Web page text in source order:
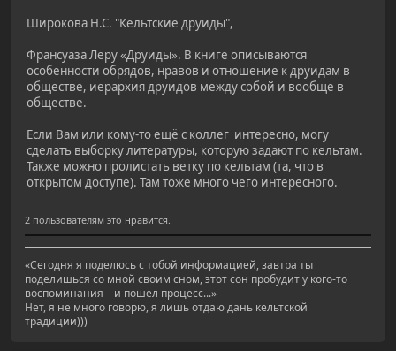
Широкова Н.С. "Кельтские друиды",
Франсуаза Леру «Друиды». В книге описываются
особенности обрядов, нравов и отношение к друидам в
обществе, иерархия друидов между собой и вообще в
обществе.
Если Вам или кому-то ещё с коллег интересно, могу
сделать выборку литературы, которую задают по кельтам.
Также можно пролистать ветку по кельтам (та, что в
открытом доступе). Там тоже много чего интересного.
2 пользователям это нравится.
«Сегодня я поделюсь с тобой информацией, завтра ты
поделишься со мной своим сном, этот сон пробудит у кого-то
воспоминания – и пошел процесс...»
Нет, я не много говорю, я лишь отдаю дань кельтской
традиции)))